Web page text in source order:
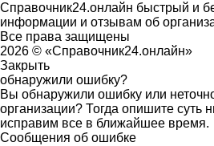
Справочник24.онлайн быстрый и
информации и отзывам об
Все права защищены
2026 © «Справочник24.онлайн»
Закрыть
обнаружили ошибку?
Вы обнаружили ошибку или
организации? Тогда опишите суть
исправим все в ближайшее время.
Сообщения об ошибке